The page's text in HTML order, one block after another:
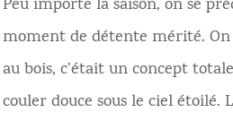
Peu importe la saison, on se
moment de détente mérité. On
au bois, c’était un concept
couler douce sous le ciel étoilé.